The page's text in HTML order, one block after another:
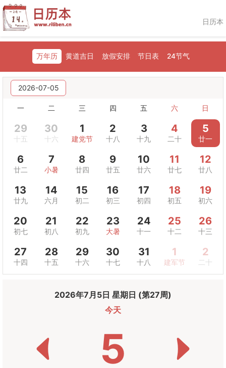
日历本
万年历 黄道吉日 放假安排 节日表 24节气
2026-07-05
一 二 三 四 五 六 日
29
十五
30
十六
1
建党节
2
十八
3
十九
4
二十
5
廿一
6
廿二
7
小暑
8
廿四
9
廿五
10
廿六
11
廿七
12
廿八
13
廿九
14
六月
15
初二
16
初三
17
初四
18
初五
19
初六
20
初七
21
初八
22
初九
23
大暑
24
十一
25
十二
26
十三
27
十四
28
十五
29
十六
30
十七
31
十八
1
建军节
2
2026年7月5日 星期日 (第27周)
今天
5